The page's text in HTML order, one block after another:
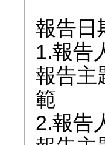
報告日
1.報告
報告主
範
2.報告